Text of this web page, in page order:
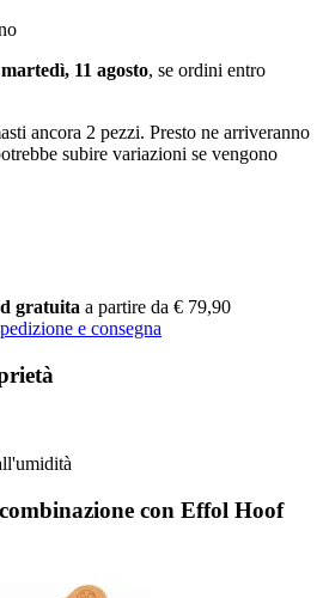
11 agosto, se ordini entro
ancora 2 pezzi. Presto ne arriveranno
subire variazioni se vengono
gratuita a partire da € 79,90
e consegna
con Effol Hoof